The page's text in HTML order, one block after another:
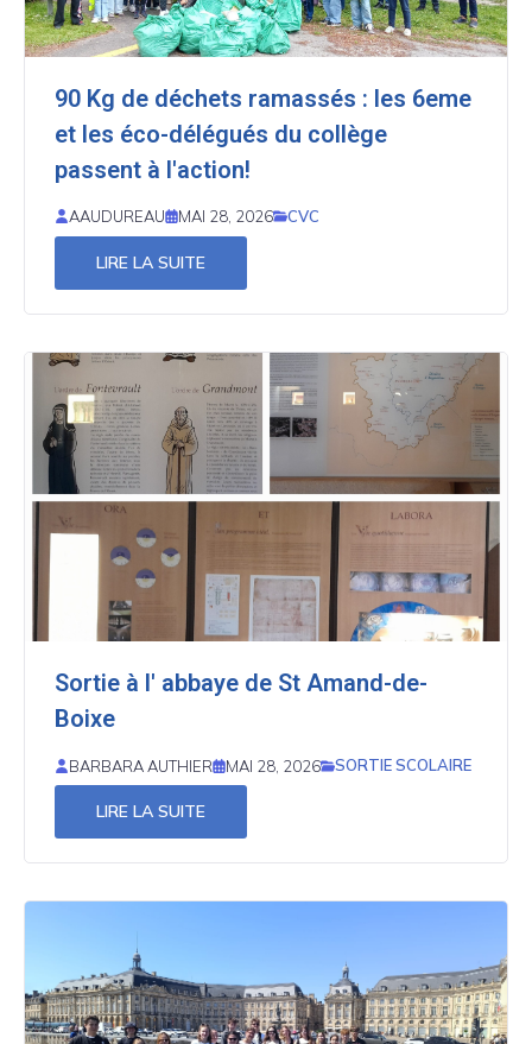
90 Kg de déchets ramassés : les 6eme
et les éco-délégués du collège
passent à l'action!
AAUDUREAU MAI 28, 2026 CVC
LIRE LA SUITE
Sortie à l' abbaye de St Amand-de-
Boixe
BARBARA AUTHIER MAI 28, 2026 SORTIE SCOLAIRE
LIRE LA SUITE